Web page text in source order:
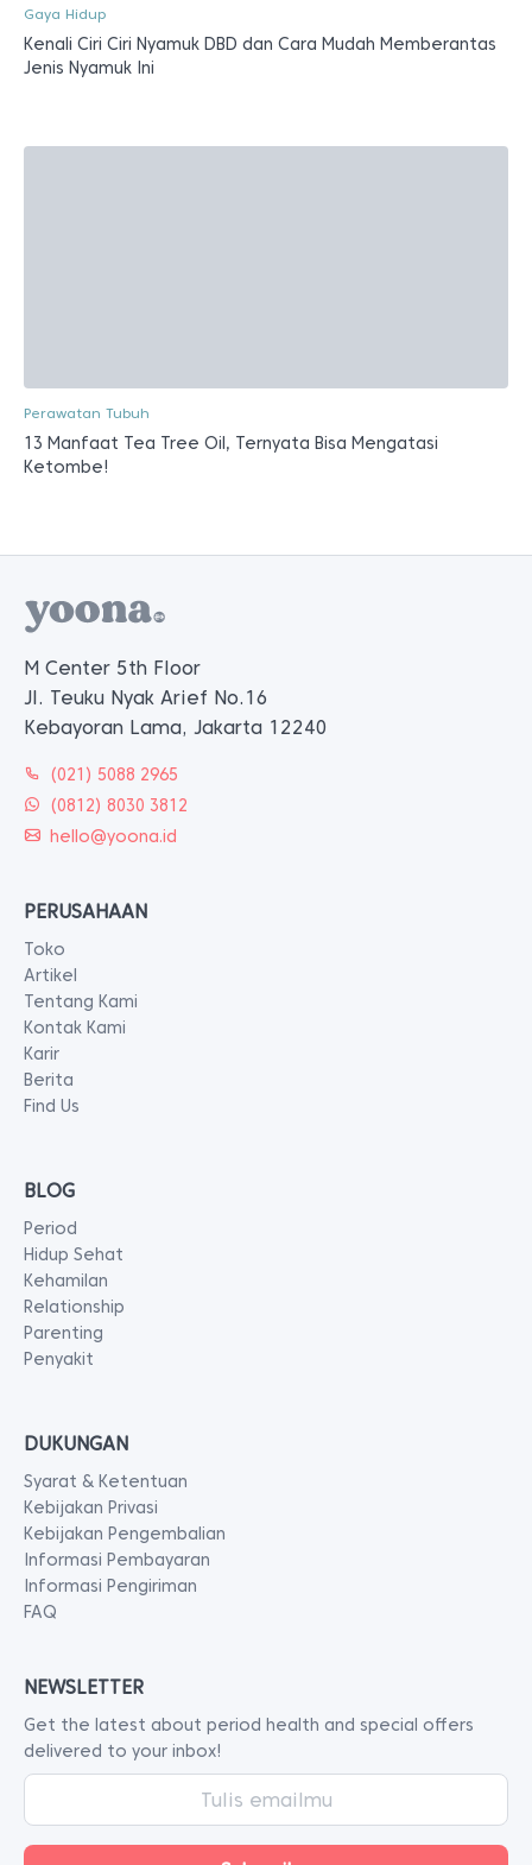
Gaya Hidup
Kenali Ciri Ciri Nyamuk DBD dan Cara Mudah Memberantas
Jenis Nyamuk Ini
Perawatan Tubuh
13 Manfaat Tea Tree Oil, Ternyata Bisa Mengatasi
Ketombe!
M Center 5th Floor
Jl. Teuku Nyak Arief No.16
Kebayoran Lama, Jakarta 12240
(021) 5088 2965
(0812) 8030 3812
hello@yoona.id
PERUSAHAAN
Toko
Artikel
Tentang Kami
Kontak Kami
Karir
Berita
Find Us
BLOG
Period
Hidup Sehat
Kehamilan
Relationship
Parenting
Penyakit
DUKUNGAN
Syarat & Ketentuan
Kebijakan Privasi
Kebijakan Pengembalian
Informasi Pembayaran
Informasi Pengiriman
FAQ
NEWSLETTER
Get the latest about period health and special offers
delivered to your inbox!